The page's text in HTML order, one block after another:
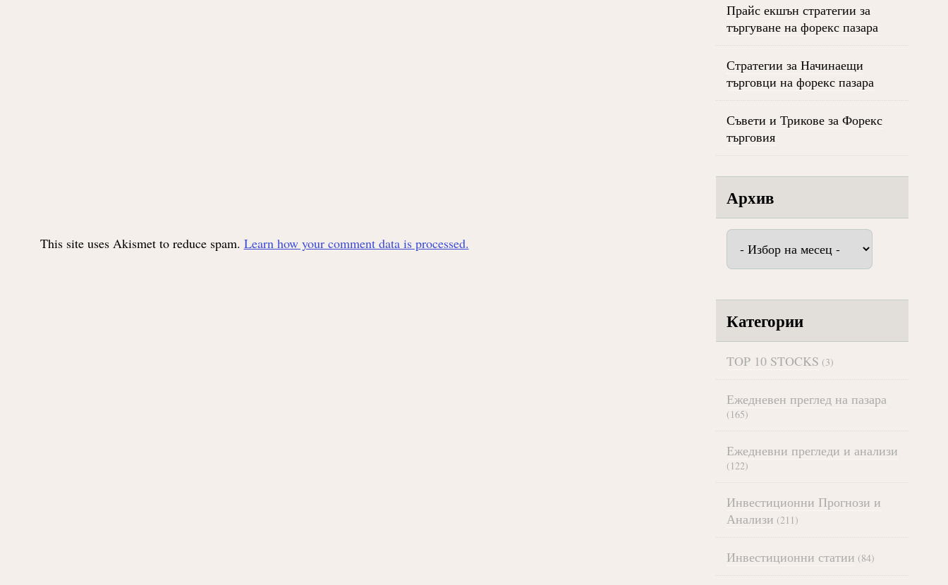
This site uses Akismet to reduce spam. Learn how your comment data is processed.
Прайс екшън стратегии за
търгуване на форекс пазара
Стратегии за Начинаещи
търговци на форекс пазара
Съвети и Трикове за Форекс
търговия
Архив
Архив
Категории
TOP 10 STOCKS (3)
Ежедневен преглед на пазара
(165)
Ежедневни прегледи и анализи
(122)
Инвестиционни Прогнози и
Анализи (211)
Инвестиционни статии (84)